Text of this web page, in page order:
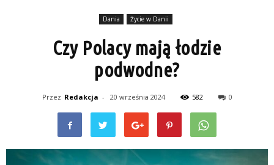
Dania Życie w Danii
Czy Polacy mają łodzie
podwodne?
Przez Redakcja - 20 września 2024 582 0